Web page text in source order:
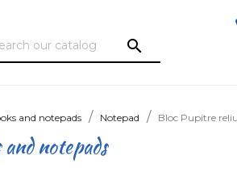
search
and notepads Notepad Bloc Pupitre
notepads